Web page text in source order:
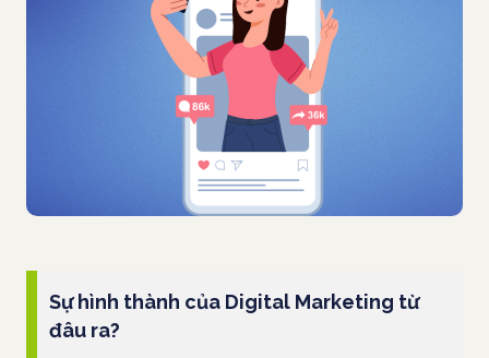
Sự hình thành của Digital Marketing từ
đâu ra?